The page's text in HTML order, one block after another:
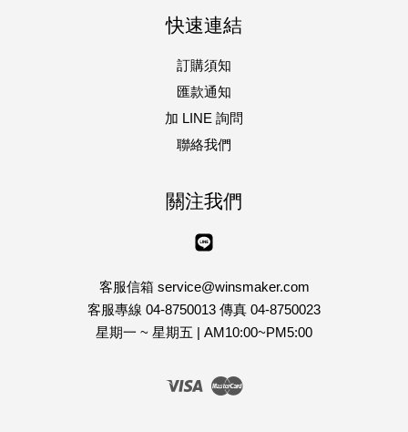
快速連結
訂購須知
匯款通知
加 LINE 詢問
聯絡我們
關注我們
客服信箱 service@winsmaker.com
客服專線 04-8750013 傳真 04-8750023
星期一 ~ 星期五 | AM10:00~PM5:00
Visa Master